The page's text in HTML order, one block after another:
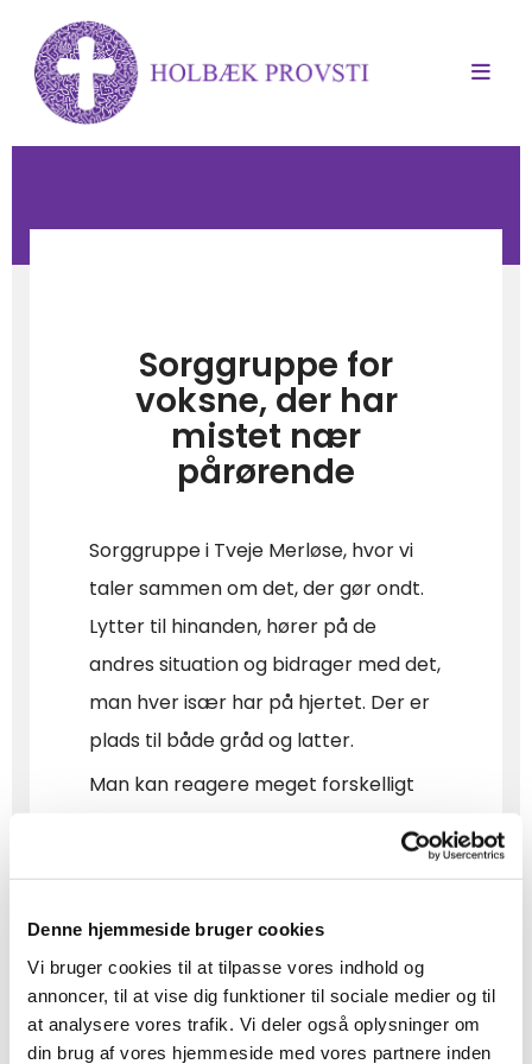
Denne hjemmeside bruger cookies
Vi bruger cookies til at tilpasse vores indhold og
annoncer, til at vise dig funktioner til sociale medier og til
at analysere vores trafik. Vi deler også oplysninger om
din brug af vores hjemmeside med vores partnere inden
Sorggruppe for
voksne, der har
mistet nær
pårørende
Sorggruppe i Tveje Merløse, hvor vi
taler sammen om det, der gør ondt.
Lytter til hinanden, hører på de
andres situation og bidrager med det,
man hver især har på hjertet. Der er
plads til både gråd og latter.
Man kan reagere meget forskelligt
om, og netop derfor er det godt at
med andre, der også har mistet.
En sorggruppe forsøger ikke at fjerne
din sorg eller at presse dig til at
'komme videre'. Men fællesskabet